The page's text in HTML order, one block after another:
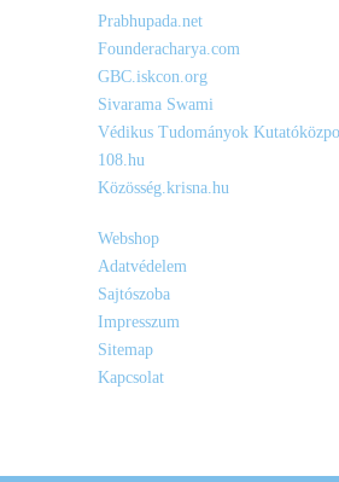
Prabhupada.net
Founderacharya.com
GBC.iskcon.org
Sivarama Swami
Védikus Tudományok
108.hu
Közösség.krisna.hu
Webshop
Adatvédelem
Sajtószoba
Impresszum
Sitemap
Kapcsolat